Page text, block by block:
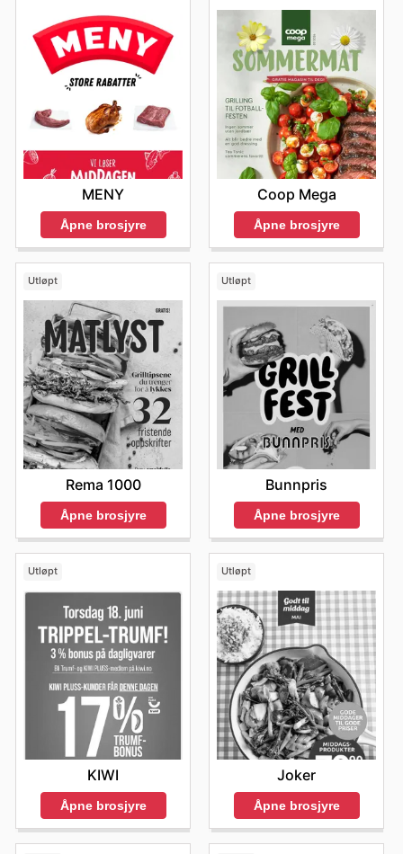
MENY
Åpne brosjyre
Coop Mega
Åpne brosjyre
Utløpt
Rema 1000
Åpne brosjyre
Utløpt
Bunnpris
Åpne brosjyre
Utløpt
KIWI
Åpne brosjyre
Utløpt
Joker
Åpne brosjyre